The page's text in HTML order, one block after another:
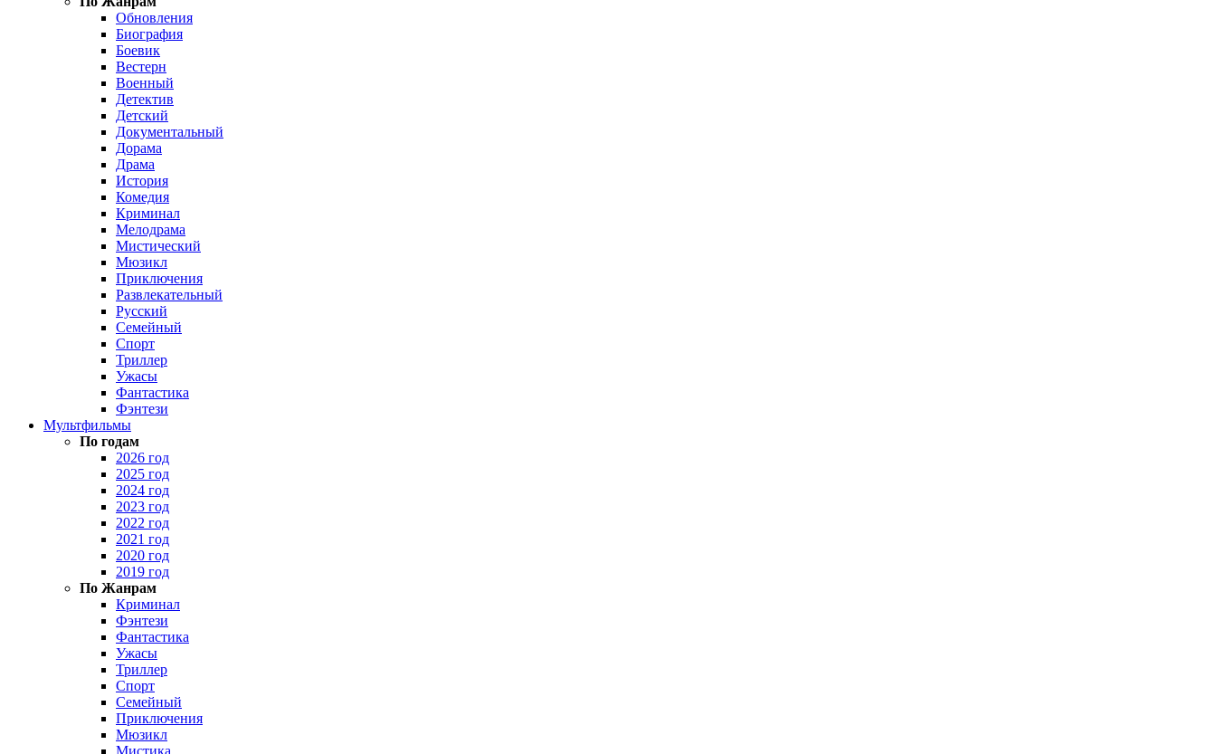
Обновления
Биография
Боевик
Вестерн
Военный
Детектив
Детский
Документальный
Дорама
Драма
История
Комедия
Криминал
Мелодрама
Мистический
Мюзикл
Приключения
Развлекательный
Русский
Семейный
Спорт
Триллер
Ужасы
Фантастика
Фэнтези
Мультфильмы
По годам
2026 год
2025 год
2024 год
2023 год
2022 год
2021 год
2020 год
2019 год
По Жанрам
Криминал
Фэнтези
Фантастика
Ужасы
Триллер
Спорт
Семейный
Приключения
Мюзикл
Мистика